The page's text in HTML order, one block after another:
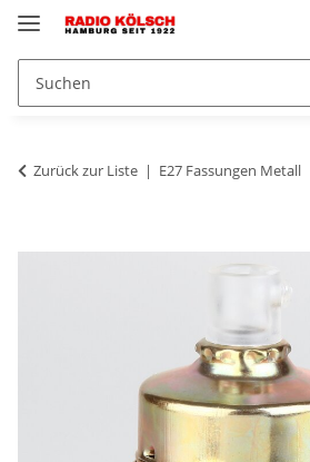
Zurück zur Liste E27 Fassungen Metall